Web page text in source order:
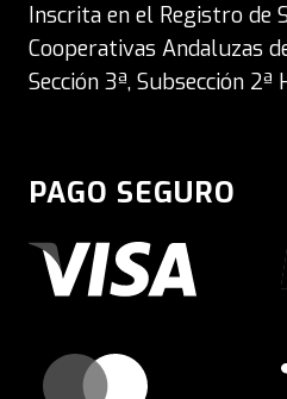
Inscrita en el Registro de
Cooperativas Andaluzas
Sección 3ª, Subsección 2ª
PAGO SEGURO